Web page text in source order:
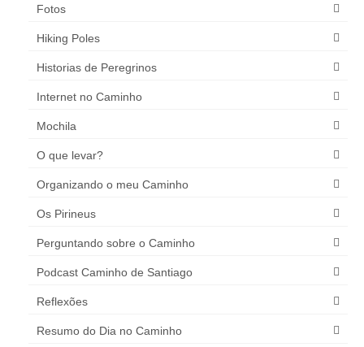
Fotos
Hiking Poles
Historias de Peregrinos
Internet no Caminho
Mochila
O que levar?
Organizando o meu Caminho
Os Pirineus
Perguntando sobre o Caminho
Podcast Caminho de Santiago
Reflexões
Resumo do Dia no Caminho